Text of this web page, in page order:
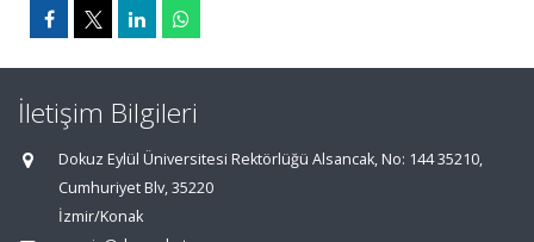
İletişim Bilgileri
Dokuz Eylül Üniversitesi Rektörlüğü Alsancak, No: 144 35210,
Cumhuriyet Blv, 35220
İzmir/Konak